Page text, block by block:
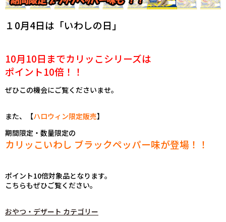
１0月4日は「いわしの日」
10月10日までカリッこシリーズは
ポイント10倍！！
ぜひこの機会にご覧くださいませ。
また、 【ハロウィン限定販売】
期間限定・数量限定の
カリッこいわし ブラックペッパー味が登場！！
ポイント10倍対象品となります。
こちらもぜひご覧ください。
おやつ・デザート カテゴリー